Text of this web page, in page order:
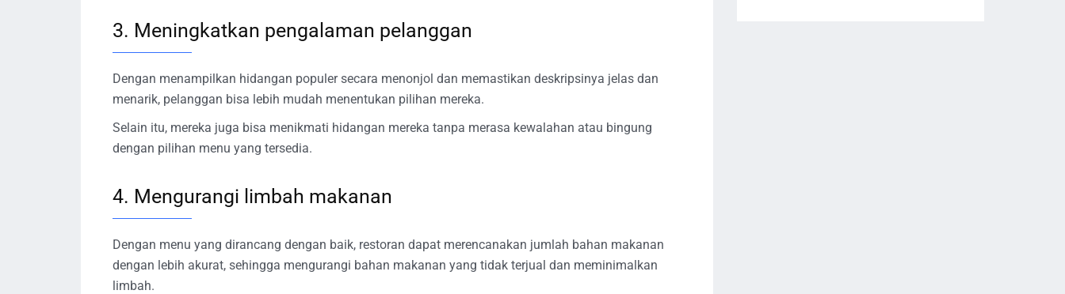
3. Meningkatkan pengalaman pelanggan
Dengan menampilkan hidangan populer secara menonjol dan memastikan deskripsinya jelas dan
menarik, pelanggan bisa lebih mudah menentukan pilihan mereka.
Selain itu, mereka juga bisa menikmati hidangan mereka tanpa merasa kewalahan atau bingung
dengan pilihan menu yang tersedia.
4. Mengurangi limbah makanan
Dengan menu yang dirancang dengan baik, restoran dapat merencanakan jumlah bahan makanan
dengan lebih akurat, sehingga mengurangi bahan makanan yang tidak terjual dan meminimalkan
limbah.